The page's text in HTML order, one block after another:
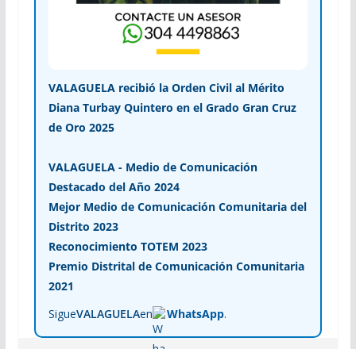
VALAGUELA recibió la Orden Civil al Mérito
Diana Turbay Quintero en el Grado Gran Cruz
de Oro 2025
VALAGUELA - Medio de Comunicación
Destacado del Año 2024
Mejor Medio de Comunicación Comunitaria del
Distrito 2023
Reconocimiento TOTEM 2023
Premio Distrital de Comunicación Comunitaria
2021
SigueVALAGUELAen WhatsApp.